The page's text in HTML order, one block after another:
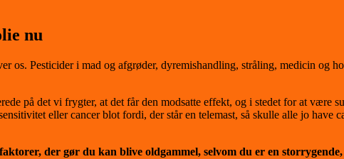
nu
os. Pesticider i mad og afgrøder, dyremishandling, stråling, medicin og
på det vi frygter, at det får den modsatte effekt, og i stedet for at være
eller cancer blot fordi, der står en telemast, så skulle alle jo
der gør du kan blive oldgammel, selvom du er en